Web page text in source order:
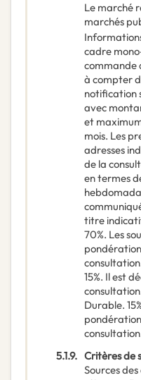
Le marché
marchés
cadre
commande
à compter
notification
avec
et
mois. Les
adresses
de la
en termes
titre
70%. Les
15%. Il est
Durable.
5.1.9. Critères de
Sources